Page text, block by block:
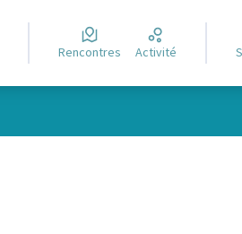
Rencontres Activité